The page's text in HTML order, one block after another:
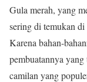
Gula merah, yang
sering di temukan
Karena bahan-
pembuatannya
camilan yang